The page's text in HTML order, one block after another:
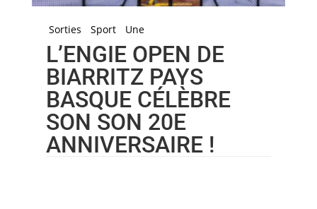
Sorties Sport Une
L’ENGIE OPEN DE
BIARRITZ PAYS
BASQUE CÉLÈBRE
SON SON 20E
ANNIVERSAIRE !